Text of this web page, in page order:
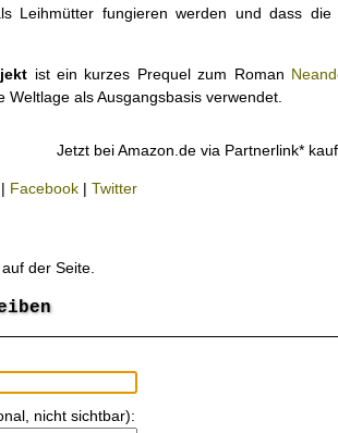
Leihmütter fungieren werden und dass die
ist ein kurzes Prequel zum Roman
Weltlage als Ausgangsbasis verwendet.
Jetzt bei Amazon.de via Partnerlink*
| Facebook | Twitter
der Seite.
nicht sichtbar):